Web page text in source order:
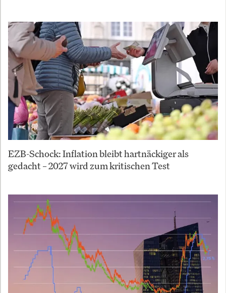
EZB-Schock: Inflation bleibt hartnäckiger als
gedacht – 2027 wird zum kritischen Test